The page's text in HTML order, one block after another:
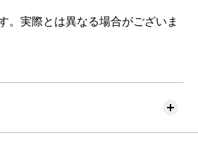
。実際とは異なる場合がございま